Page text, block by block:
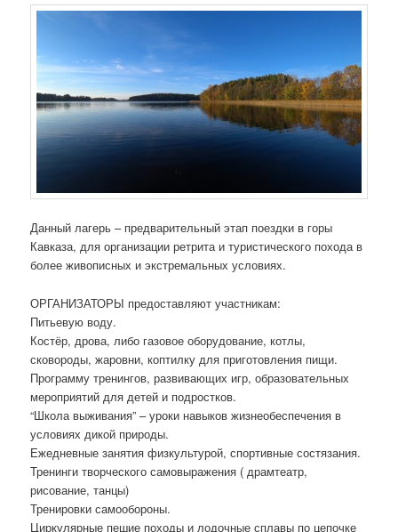
Данный лагерь – предварительный этап поездки в горы
Кавказа, для организации ретрита и туристического похода в
более живописных и экстремальных условиях.
ОРГАНИЗАТОРЫ предоставляют участникам:
Питьевую воду.
Костёр, дрова, либо газовое оборудование, котлы,
сковороды, жаровни, коптилку для приготовления пищи.
Программу тренингов, развивающих игр, образовательных
мероприятий для детей и подростков.
“Школа выживания” – уроки навыков жизнеобеспечения в
условиях дикой природы.
Ежедневные занятия физкультурой, спортивные состязания.
Тренинги творческого самовыражения ( драмтеатр,
рисование, танцы)
Тренировки самообороны.
Циркулярные пешие походы и лодочные сплавы по цепочке